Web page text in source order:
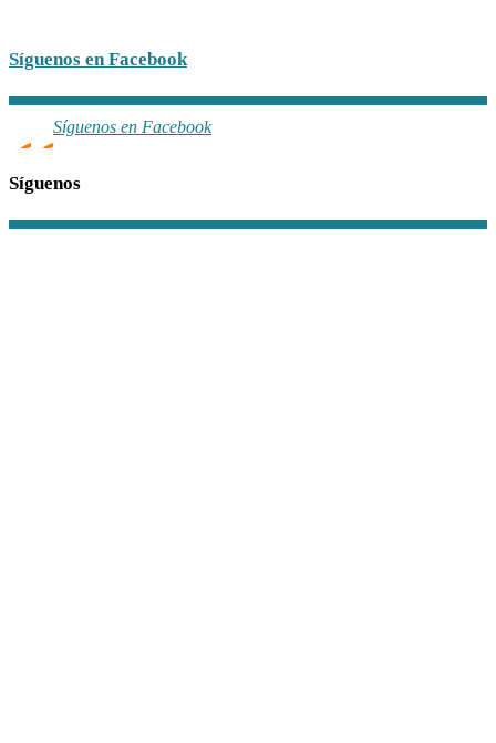
Síguenos en Facebook
Síguenos en Facebook
Síguenos